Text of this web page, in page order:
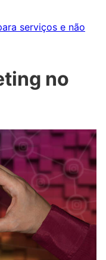
serviços e não
no